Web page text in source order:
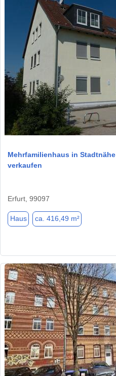
Mehrfamilienhaus in
verkaufen
Erfurt, 99097
Haus ca. 416,49 m²